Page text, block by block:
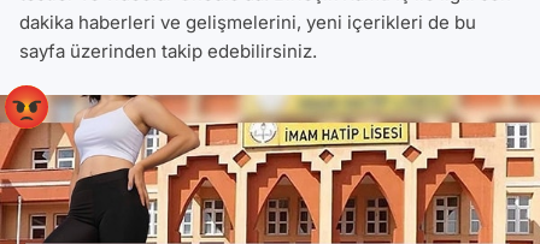
dakika haberleri ve gelişmelerini, yeni içerikleri de bu
sayfa üzerinden takip edebilirsiniz.